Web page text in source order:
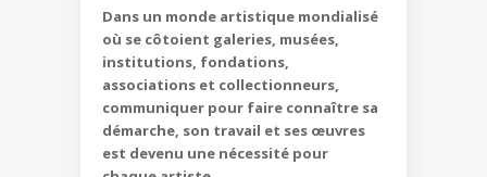
Dans un monde artistique mondialisé
où se côtoient galeries, musées,
institutions, fondations,
associations et collectionneurs,
communiquer pour faire connaître sa
démarche, son travail et ses œuvres
est devenu une nécessité pour